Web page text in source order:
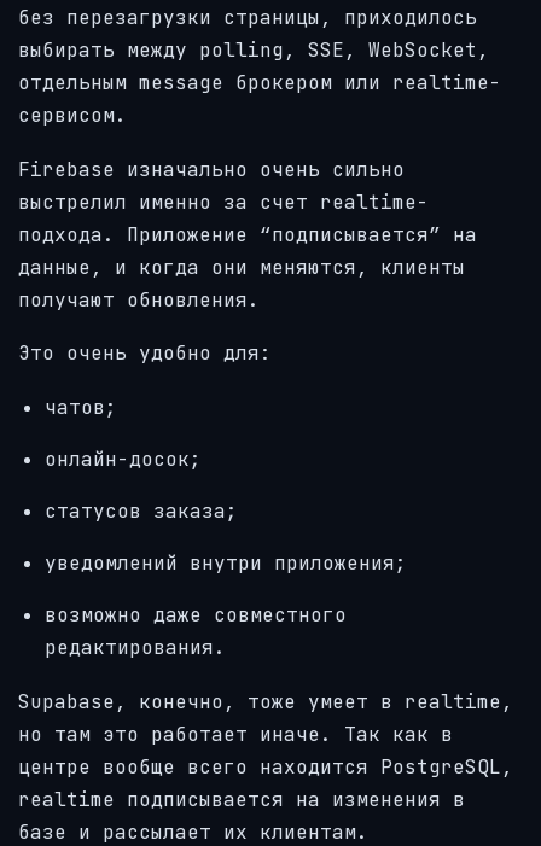
без перезагрузки страницы, приходилось
выбирать между polling, SSE, WebSocket,
отдельным message брокером или realtime-
сервисом.
Firebase изначально очень сильно
выстрелил именно за счет realtime-
подхода. Приложение “подписывается” на
данные, и когда они меняются, клиенты
получают обновления.
Это очень удобно для:
чатов;
онлайн-досок;
статусов заказа;
уведомлений внутри приложения;
возможно даже совместного
редактирования.
Supabase, конечно, тоже умеет в realtime,
но там это работает иначе. Так как в
центре вообще всего находится PostgreSQL,
realtime подписывается на изменения в
базе и рассылает их клиентам.